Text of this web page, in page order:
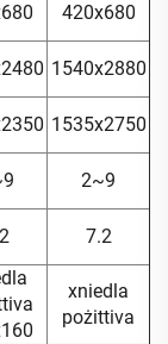
420x680
1540x2880
1535x2750
2~9
7.2
xniedla
pożittiva